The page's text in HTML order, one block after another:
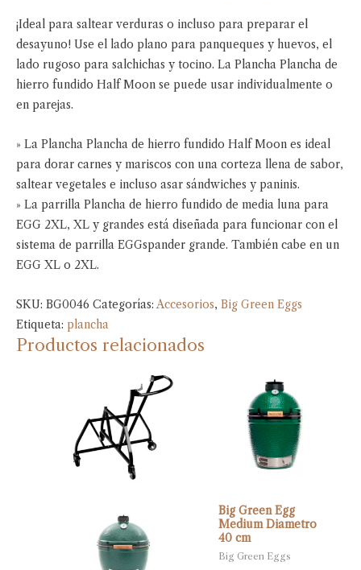
¡Ideal para saltear verduras o incluso para preparar el
desayuno! Use el lado plano para panqueques y huevos, el
lado rugoso para salchichas y tocino. La Plancha Plancha de
hierro fundido Half Moon se puede usar individualmente o
en parejas.
» La Plancha Plancha de hierro fundido Half Moon es ideal
para dorar carnes y mariscos con una corteza llena de sabor,
saltear vegetales e incluso asar sándwiches y paninis.
» La parrilla Plancha de hierro fundido de media luna para
EGG 2XL, XL y grandes está diseñada para funcionar con el
sistema de parrilla EGGspander grande. También cabe en un
EGG XL o 2XL.
SKU: BG0046 Categorías:Accesorios, Big Green Eggs
Etiqueta: plancha
Productos relacionados
Big Green Egg
Medium Diametro
40 cm
Big Green Eggs